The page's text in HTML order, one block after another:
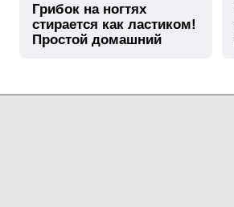
Грибок на ногтях
стирается как ластиком!
Простой домашний